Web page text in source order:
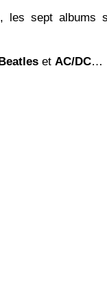
les sept albums
et AC/DC…